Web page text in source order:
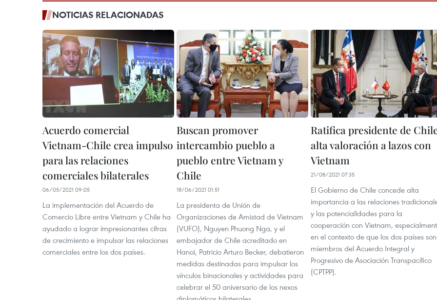
NOTICIAS RELACIONADAS
Acuerdo comercial
Vietnam-Chile crea impulso
para las relaciones
comerciales bilaterales
06/05/2021 09:05
La implementación del Acuerdo de
Comercio Libre entre Vietnam y Chile ha
ayudado a lograr impresionantes cifras
de crecimiento e impulsar las relaciones
comerciales entre los dos países.
Buscan promover
intercambio pueblo a
pueblo entre Vietnam y
Chile
18/06/2021 01:51
La presidenta de Unión de
Organizaciones de Amistad de Vietnam
(VUFO), Nguyen Phuong Nga, y el
embajador de Chile acreditado en
Hanoi, Patricio Arturo Becker, debatieron
medidas destinadas para impulsar los
vínculos binacionales y actividades para
celebrar el 50 aniversario de los nexos
Ratifica presidente de
alta valoración a lazos con
Vietnam
21/08/2021 07:35
El Gobierno de Chile concede alta
importancia a las relaciones
y las potencialidades para la
cooperación con Vietnam,
en el contexto de que los dos países son
miembros del Acuerdo Integral y
Progresivo de Asociación Transpacífico
(CPTPP).